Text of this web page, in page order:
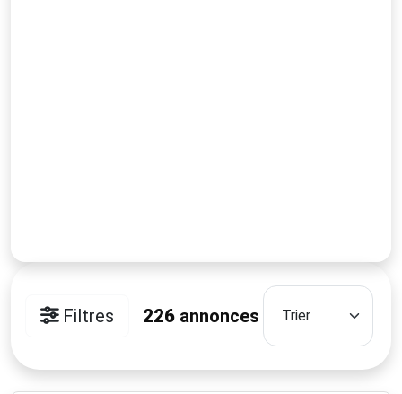
Filtres 226annonces